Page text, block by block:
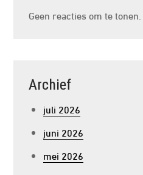
Geen reacties om te tonen.
Archief
juli 2026
juni 2026
mei 2026